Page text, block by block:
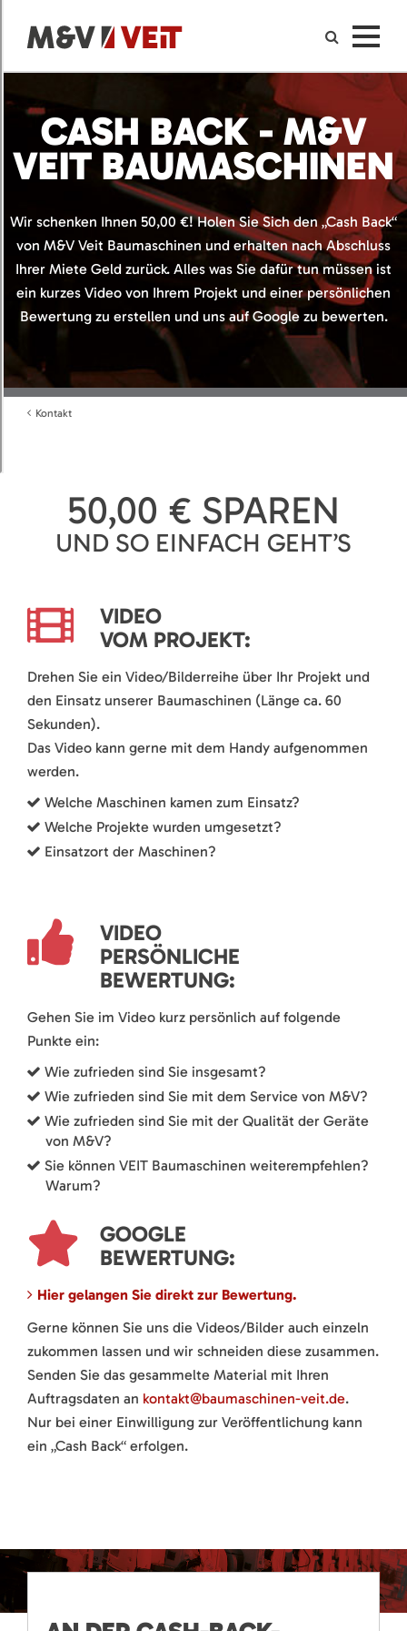
CASH BACK - M&V
VEIT BAUMASCHINEN
Wir schenken Ihnen 50,00 €! Holen Sie Sich den „Cash Back“
von M&V Veit Baumaschinen und erhalten nach Abschluss
Ihrer Miete Geld zurück. Alles was Sie dafür tun müssen ist
ein kurzes Video von Ihrem Projekt und einer persönlichen
Bewertung zu erstellen und uns auf Google zu bewerten.
Kontakt
50,00 € SPAREN
UND SO EINFACH GEHT’S
VIDEO
VOM PROJEKT:
Drehen Sie ein Video/Bilderreihe über Ihr Projekt und
den Einsatz unserer Baumaschinen (Länge ca. 60
Sekunden).
Das Video kann gerne mit dem Handy aufgenommen
werden.
Welche Maschinen kamen zum Einsatz?
Welche Projekte wurden umgesetzt?
Einsatzort der Maschinen?
VIDEO
PERSÖNLICHE
BEWERTUNG:
Gehen Sie im Video kurz persönlich auf folgende
Punkte ein:
Wie zufrieden sind Sie insgesamt?
Wie zufrieden sind Sie mit dem Service von M&V?
Wie zufrieden sind Sie mit der Qualität der Geräte
von M&V?
Sie können VEIT Baumaschinen weiterempfehlen?
Warum?
GOOGLE
BEWERTUNG:
Hier gelangen Sie direkt zur Bewertung.
Gerne können Sie uns die Videos/Bilder auch einzeln
zukommen lassen und wir schneiden diese zusammen.
Senden Sie das gesammelte Material mit Ihren
Auftragsdaten an kontakt@baumaschinen-veit.de.
Nur bei einer Einwilligung zur Veröffentlichung kann
ein „Cash Back“ erfolgen.